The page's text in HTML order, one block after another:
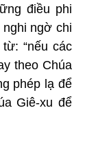
điều phi
ngờ chi
“nếu các
theo Chúa
phép lạ để
Giê-xu để